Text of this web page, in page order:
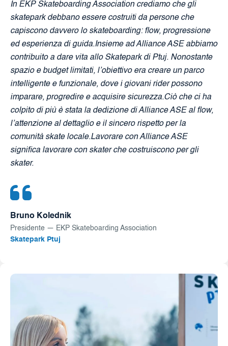
Bruno Kolednik
Presidente — EKP Skateboarding Association
Skatepark Ptuj
In EKP Skateboarding Association crediamo che gli
skatepark debbano essere costruiti da persone che
capiscono davvero lo skateboarding: flow, progressione
ed esperienza di guida.Insieme ad Alliance ASE abbiamo
contribuito a dare vita allo Skatepark di Ptuj. Nonostante
spazio e budget limitati, l’obiettivo era creare un parco
intelligente e funzionale, dove i giovani rider possono
imparare, progredire e acquisire sicurezza.Ciò che ci ha
colpito di più è stata la dedizione di Alliance ASE al flow,
l’attenzione al dettaglio e il sincero rispetto per la
comunità skate locale.Lavorare con Alliance ASE
significa lavorare con skater che costruiscono per gli
skater.